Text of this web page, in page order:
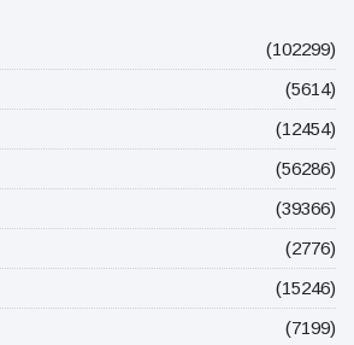
(102299)
(5614)
(12454)
(56286)
(39366)
(2776)
(15246)
(7199)